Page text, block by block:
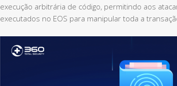
execução arbitrária de código, permitindo aos
executados no EOS para manipular toda a